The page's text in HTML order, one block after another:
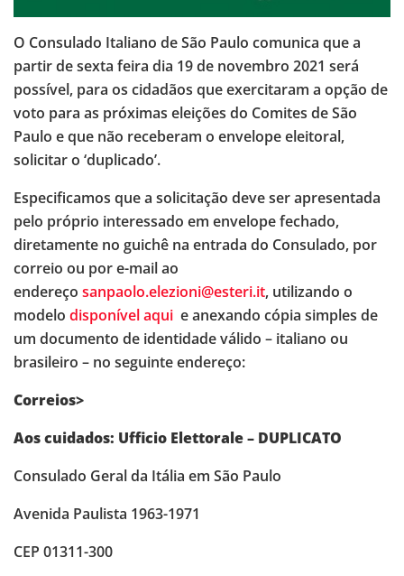
O Consulado Italiano de São Paulo comunica que a
partir de sexta feira dia 19 de novembro 2021 será
possível, para os cidadãos que exercitaram a opção de
voto para as próximas eleições do Comites de São
Paulo e que não receberam o envelope eleitoral,
solicitar o ‘duplicado’.
Especificamos que a solicitação deve ser apresentada
pelo próprio interessado em envelope fechado,
diretamente no guichê na entrada do Consulado, por
correio ou por e-mail ao
endereço sanpaolo.elezioni@esteri.it, utilizando o
modelo disponível aqui e anexando cópia simples de
um documento de identidade válido – italiano ou
brasileiro – no seguinte endereço:
Correios>
Aos cuidados: Ufficio Elettorale – DUPLICATO
Consulado Geral da Itália em São Paulo
Avenida Paulista 1963-1971
CEP 01311-300